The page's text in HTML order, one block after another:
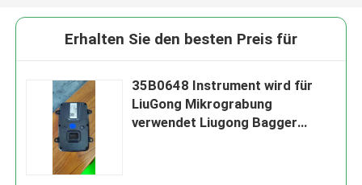
Erhalten Sie den besten Preis für
35B0648 Instrument wird für
LiuGong Mikrograbung
verwendet Liugong Bagger